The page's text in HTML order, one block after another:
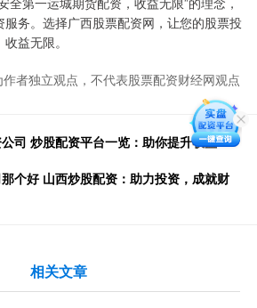
务。选择广西股票配资网，让您的股票投
益无限。
者独立观点，不代表股票配资财经网观点
司 炒股配资平台一览：助你提升收益
个好 山西炒股配资：助力投资，成就财
相关文章